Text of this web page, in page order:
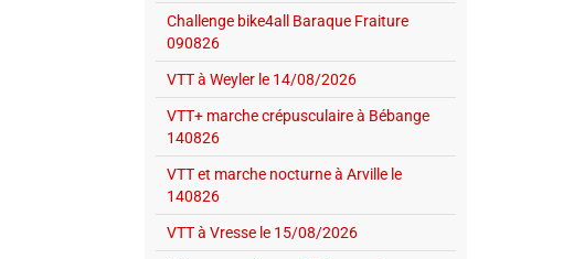
Challenge bike4all Baraque Fraiture
090826
VTT à Weyler le 14/08/2026
VTT+ marche crépusculaire à Bébange
140826
VTT et marche nocturne à Arville le
140826
VTT à Vresse le 15/08/2026